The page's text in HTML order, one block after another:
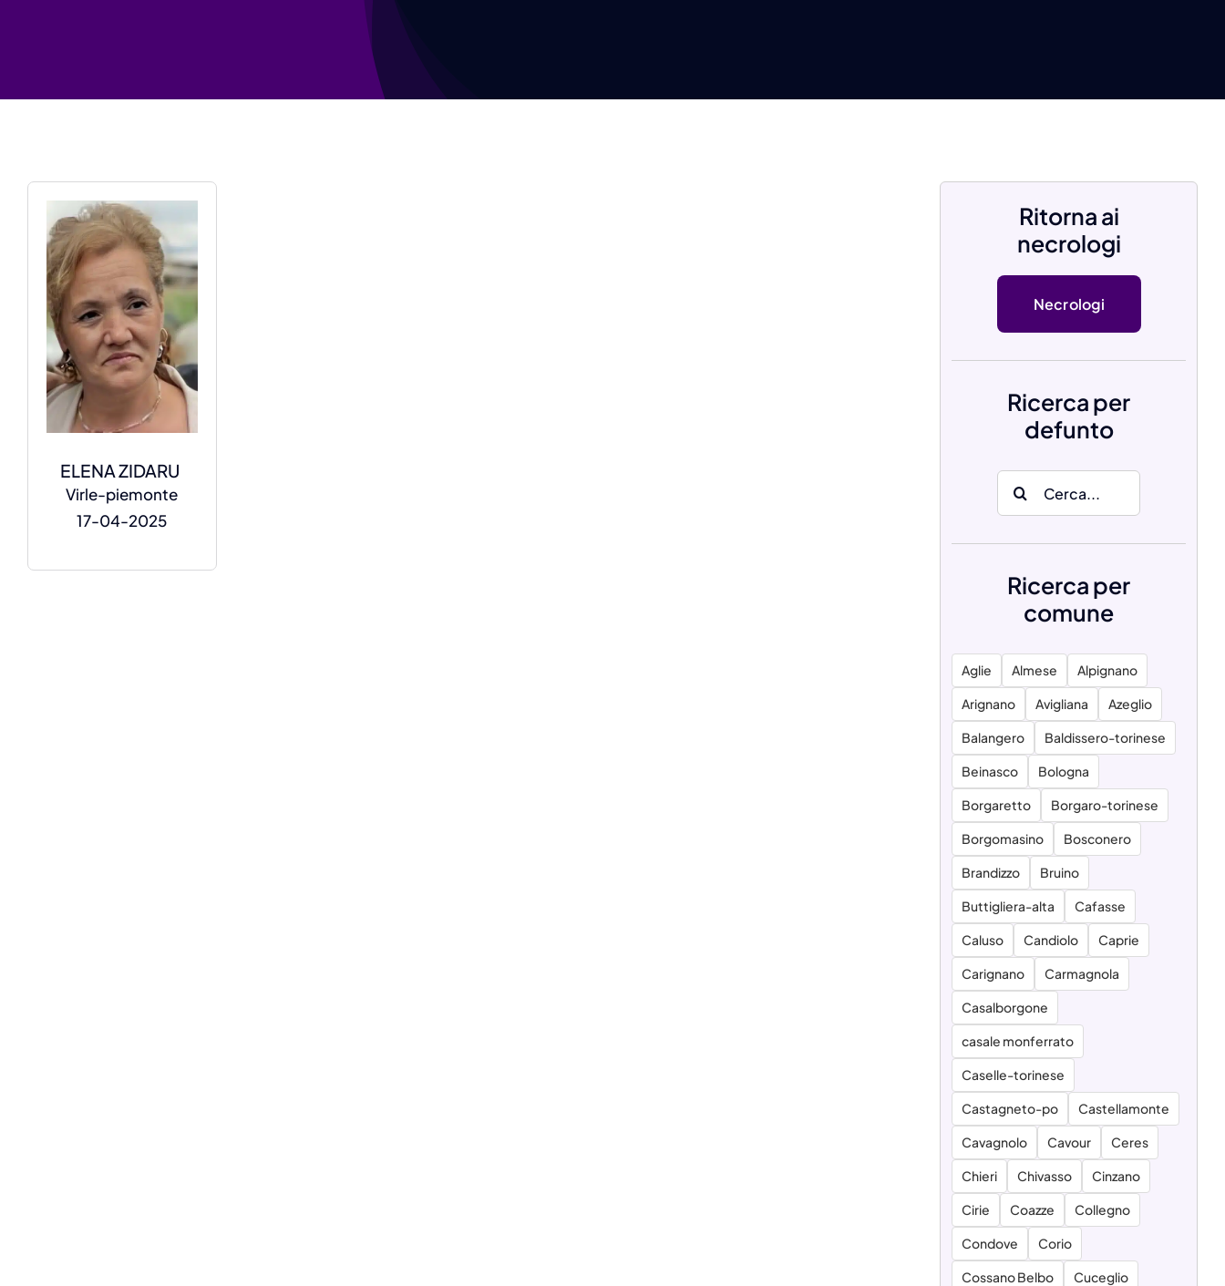
ELENA ZIDARU
Virle-piemonte
17-04-2025
Ritorna ai
necrologi
Necrologi
Ricerca per
defunto
Search
for:
Ricerca per
comune
Aglie Almese Alpignano
Arignano Avigliana Azeglio
Balangero Baldissero-torinese
Beinasco Bologna
Borgaretto Borgaro-torinese
Borgomasino Bosconero
Brandizzo Bruino
Buttigliera-alta Cafasse
Caluso Candiolo Caprie
Carignano Carmagnola
Casalborgone
casale monferrato
Caselle-torinese
Castagneto-po Castellamonte
Cavagnolo Cavour Ceres
Chieri Chivasso Cinzano
Cirie Coazze Collegno
Condove Corio
Cossano Belbo Cuceglio